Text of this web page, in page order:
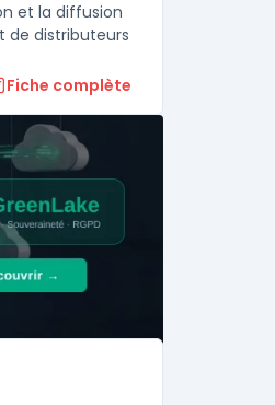
et la diffusion
de distributeurs
Fiche complète